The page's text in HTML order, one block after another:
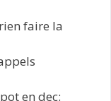
faire la
en dec: